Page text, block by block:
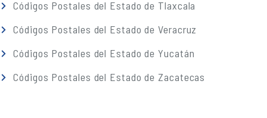
Códigos Postales del Estado de Tlaxcala
Códigos Postales del Estado de Veracruz
Códigos Postales del Estado de Yucatán
Códigos Postales del Estado de Zacatecas